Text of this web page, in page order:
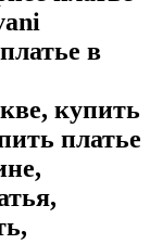
в
купить
платье